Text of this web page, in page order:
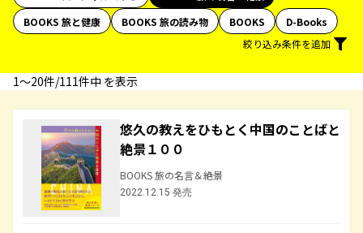
BOOKS 旅と健康
BOOKS 旅の読み物 BOOKS
D-Books
絞り込み条件を追加
1〜20件/111件中 を表示
悠久の教えをひもとく中国のことばと
絶景１００
BOOKS 旅の名言＆絶景
2022.12.15 発売